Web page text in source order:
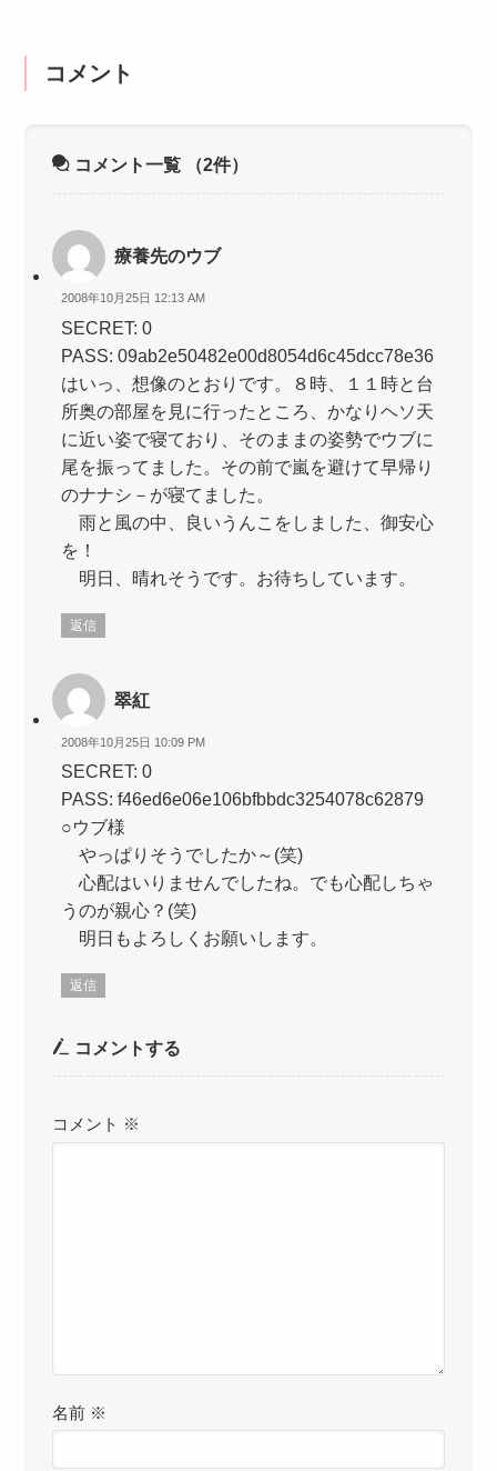
コメント
コメント一覧 （2件）
療養先のウブ
2008年10月25日 12:13 AM
SECRET: 0
PASS: 09ab2e50482e00d8054d6c45dcc78e36
はいっ、想像のとおりです。８時、１１時と台
所奥の部屋を見に行ったところ、かなりヘソ天
に近い姿で寝ており、そのままの姿勢でウブに
尾を振ってました。その前で嵐を避けて早帰り
のナナシ－が寝てました。
雨と風の中、良いうんこをしました、御安心
を！
明日、晴れそうです。お待ちしています。
返信
翠紅
2008年10月25日 10:09 PM
SECRET: 0
PASS: f46ed6e06e106bfbbdc3254078c62879
○ウブ様
やっぱりそうでしたか～(笑)
心配はいりませんでしたね。でも心配しちゃ
うのが親心？(笑)
明日もよろしくお願いします。
返信
コメントする
コメント ※
名前 ※